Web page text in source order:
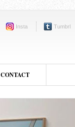
Insta Tumbrl
CONTACT